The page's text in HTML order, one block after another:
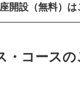
開設（無料）は
・コース